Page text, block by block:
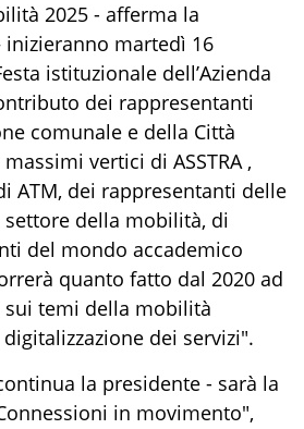
2025 - afferma la
inizieranno martedì 16
istituzionale dell’Azienda
dei rappresentanti
comunale e della Città
vertici di ASSTRA ,
ATM, dei rappresentanti delle
della mobilità, di
del mondo accademico
quanto fatto dal 2020 ad
sui temi della mobilità
dei servizi".
la presidente - sarà la
in movimento",